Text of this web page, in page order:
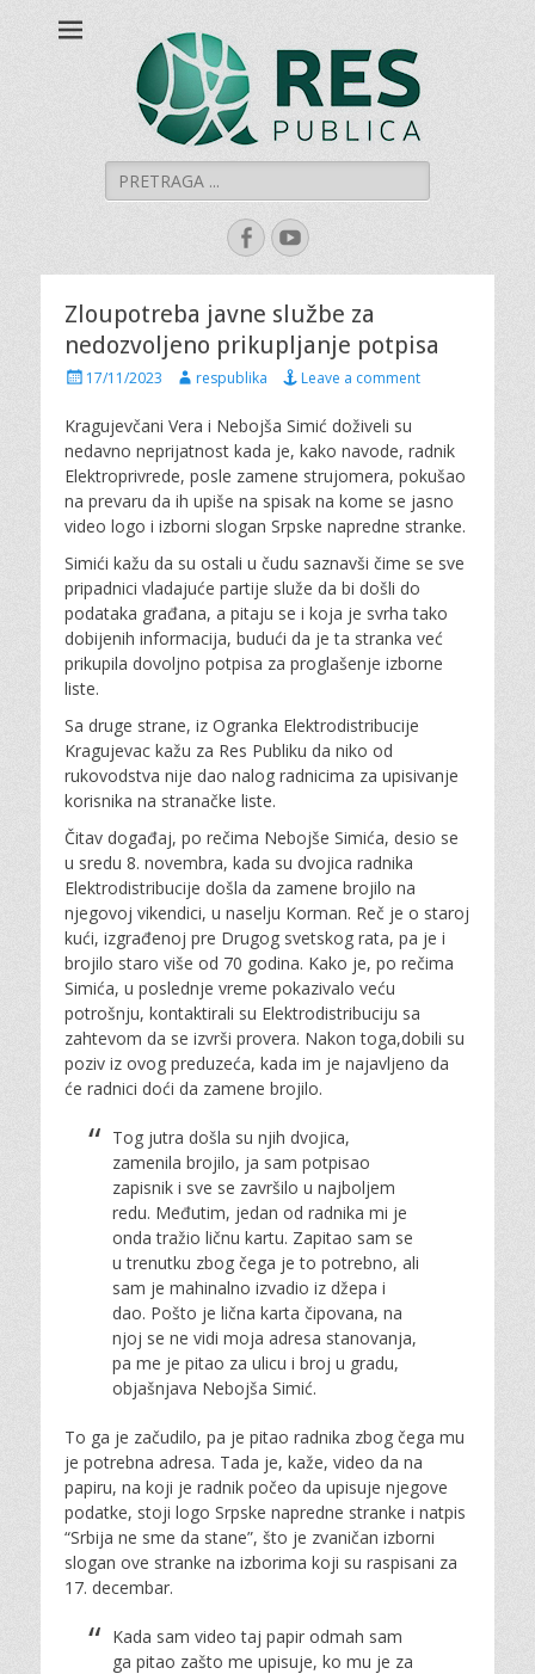
Šumadijski centar
za građanski
aktivizam "RES
PUBLICA"
Šumadijski centar za građanski aktivizam
Search
for:
FacebookYouTube
Zloupotreba javne službe za
nedozvoljeno prikupljanje potpisa
P
s
e
d
o
n
17/11/2023
A
t
h
o
r
respublika Leave a comment
Kragujevčani Vera i Nebojša Simić doživeli su
nedavno neprijatnost kada je, kako navode, radnik
Elektroprivrede, posle zamene strujomera, pokušao
na prevaru da ih upiše na spisak na kome se jasno
video logo i izborni slogan Srpske napredne stranke.
Simići kažu da su ostali u čudu saznavši čime se sve
pripadnici vladajuće partije služe da bi došli do
podataka građana, a pitaju se i koja je svrha tako
dobijenih informacija, budući da je ta stranka već
prikupila dovoljno potpisa za proglašenje izborne
liste.
Sa druge strane, iz Ogranka Elektrodistribucije
Kragujevac kažu za Res Publiku da niko od
rukovodstva nije dao nalog radnicima za upisivanje
korisnika na stranačke liste.
Čitav događaj, po rečima Nebojše Simića, desio se
u sredu 8. novembra, kada su dvojica radnika
Elektrodistribucije došla da zamene brojilo na
njegovoj vikendici, u naselju Korman. Reč je o staroj
kući, izgrađenoj pre Drugog svetskog rata, pa je i
brojilo staro više od 70 godina. Kako je, po rečima
Simića, u poslednje vreme pokazivalo veću
potrošnju, kontaktirali su Elektrodistribuciju sa
zahtevom da se izvrši provera. Nakon toga,dobili su
poziv iz ovog preduzeća, kada im je najavljeno da
će radnici doći da zamene brojilo.
Tog jutra došla su njih dvojica,
zamenila brojilo, ja sam potpisao
zapisnik i sve se završilo u najboljem
redu. Međutim, jedan od radnika mi je
onda tražio ličnu kartu. Zapitao sam se
u trenutku zbog čega je to potrebno, ali
sam je mahinalno izvadio iz džepa i
dao. Pošto je lična karta čipovana, na
njoj se ne vidi moja adresa stanovanja,
pa me je pitao za ulicu i broj u gradu,
objašnjava Nebojša Simić.
To ga je začudilo, pa je pitao radnika zbog čega mu
je potrebna adresa. Tada je, kaže, video da na
papiru, na koji je radnik počeo da upisuje njegove
podatke, stoji logo Srpske napredne stranke i natpis
“Srbija ne sme da stane”, što je zvaničan izborni
slogan ove stranke na izborima koji su raspisani za
17. decembar.
Kada sam video taj papir odmah sam
ga pitao zašto me upisuje, ko mu je za